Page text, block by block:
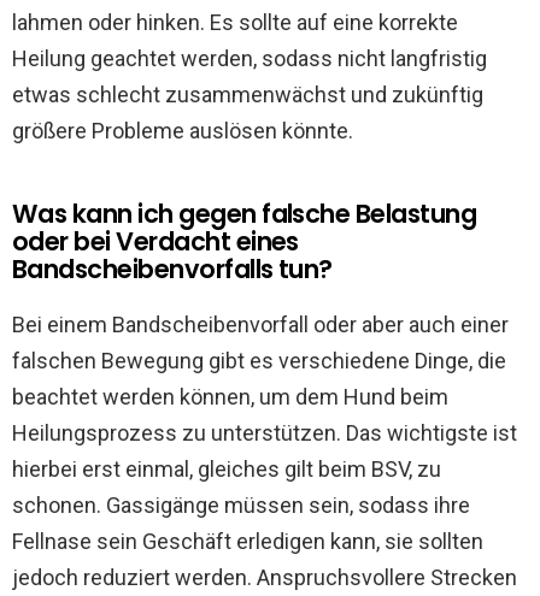
lahmen oder hinken. Es sollte auf eine korrekte
Heilung geachtet werden, sodass nicht langfristig
etwas schlecht zusammenwächst und zukünftig
größere Probleme auslösen könnte.
Was kann ich gegen falsche Belastung
oder bei Verdacht eines
Bandscheibenvorfalls tun?
Bei einem Bandscheibenvorfall oder aber auch einer
falschen Bewegung gibt es verschiedene Dinge, die
beachtet werden können, um dem Hund beim
Heilungsprozess zu unterstützen. Das wichtigste ist
hierbei erst einmal, gleiches gilt beim BSV, zu
schonen. Gassigänge müssen sein, sodass ihre
Fellnase sein Geschäft erledigen kann, sie sollten
jedoch reduziert werden. Anspruchsvollere Strecken